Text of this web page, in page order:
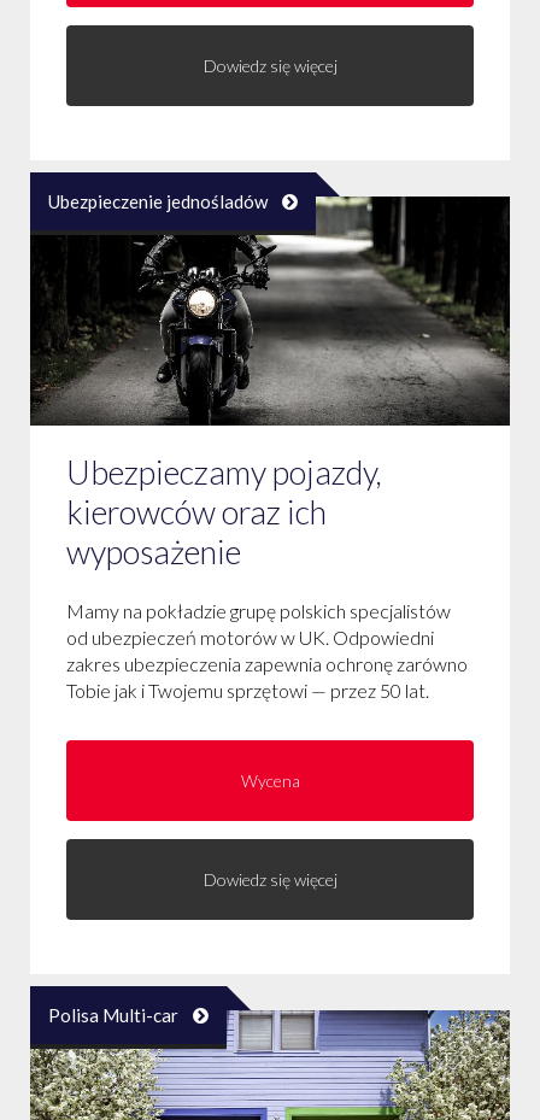
Dowiedz się więcej
Ubezpieczenie jednośladów
Ubezpieczamy pojazdy,
kierowców oraz ich
wyposażenie
Mamy na pokładzie grupę polskich specjalistów
od ubezpieczeń motorów w UK. Odpowiedni
zakres ubezpieczenia zapewnia ochronę zarówno
Tobie jak i Twojemu sprzętowi — przez 50 lat.
Wycena
Dowiedz się więcej
Polisa Multi-car